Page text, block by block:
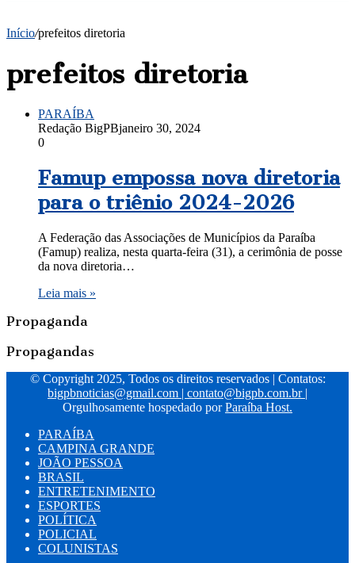
Início/prefeitos diretoria
prefeitos diretoria
PARAÍBA
Redação BigPBjaneiro 30, 2024
0
Famup empossa nova diretoria
para o triênio 2024-2026
A Federação das Associações de Municípios da Paraíba
(Famup) realiza, nesta quarta-feira (31), a cerimônia de posse
da nova diretoria…
Leia mais »
Propaganda
Propagandas
© Copyright 2025, Todos os direitos reservados | Contatos:
bigpbnoticias@gmail.com | contato@bigpb.com.br |
Orgulhosamente hospedado porParaíba Host.
PARAÍBA
CAMPINA GRANDE
JOÃO PESSOA
BRASIL
ENTRETENIMENTO
ESPORTES
POLÍTICA
POLICIAL
COLUNISTAS